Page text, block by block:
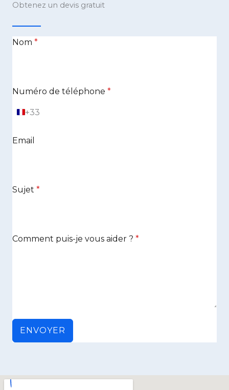
Obtenez un devis gratuit
Nom *
Numéro de téléphone *
F
n
3
+33
Email
Sujet *
Comment puis-je vous aider ? *
ENVOYER